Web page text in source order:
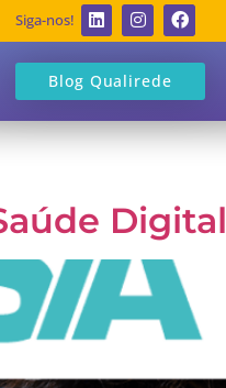
Siga-nos!
Blog Qualirede
Digital